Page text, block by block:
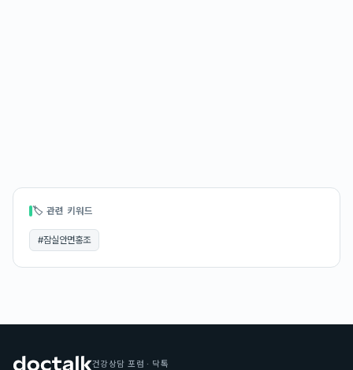
🏷 관련 키워드
#잠실안면홍조
건강상담 포럼 · 닥톡